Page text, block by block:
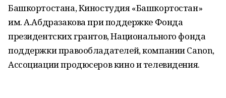
Башкортостана, Киностудия «Башкортостан»
им. А.Абдразакова при поддержке Фонда
президентских грантов, Национального фонда
поддержки правообладателей, компании Canon,
Ассоциации продюсеров кино и телевидения.